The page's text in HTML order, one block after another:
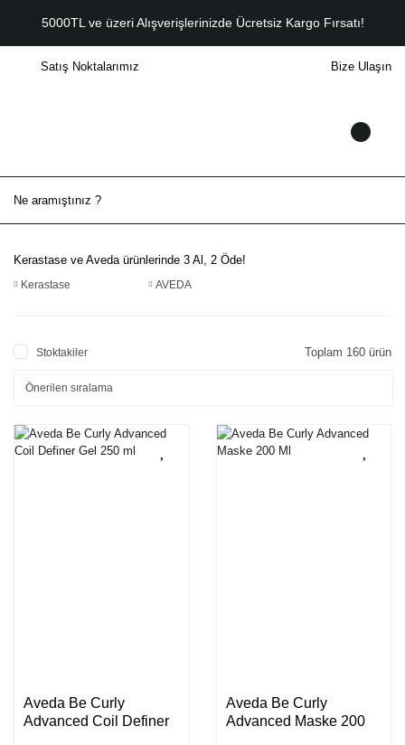
5000TL ve üzeri Alışverişlerinizde Ücretsiz Kargo Fırsatı!
Satış Noktalarımız Bize Ulaşın
Kerastase ve Aveda ürünlerinde 3 Al, 2 Öde!
Kerastase AVEDA
Stoktakiler Toplam 160 ürün
Aveda Be Curly
Advanced Coil Definer
Aveda Be Curly
Advanced Maske 200